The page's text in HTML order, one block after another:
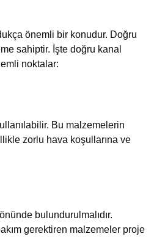
önemli bir konudur. Doğru
sahiptir. İşte doğru kanal
noktalar:
Bu malzemelerin
zorlu hava koşullarına ve
bulundurulmalıdır.
gerektiren malzemeler proje